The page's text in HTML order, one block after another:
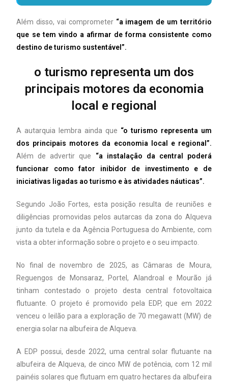
Além disso, vai comprometer “a imagem de um território
que se tem vindo a afirmar de forma consistente como
destino de turismo sustentável”.
o turismo representa um dos
principais motores da economia
local e regional
A autarquia lembra ainda que “o turismo representa um
dos principais motores da economia local e regional”.
Além de advertir que “a instalação da central poderá
funcionar como fator inibidor de investimento e de
iniciativas ligadas ao turismo e às atividades náuticas”.
Segundo João Fortes, esta posição resulta de reuniões e
diligências promovidas pelos autarcas da zona do Alqueva
junto da tutela e da Agência Portuguesa do Ambiente, com
vista a obter informação sobre o projeto e o seu impacto.
No final de novembro de 2025, as Câmaras de Moura,
Reguengos de Monsaraz, Portel, Alandroal e Mourão já
tinham contestado o projeto desta central fotovoltaica
flutuante. O projeto é promovido pela EDP, que em 2022
venceu o leilão para a exploração de 70 megawatt (MW) de
energia solar na albufeira de Alqueva.
A EDP possui, desde 2022, uma central solar flutuante na
albufeira de Alqueva, de cinco MW de potência, com 12 mil
painéis solares que flutuam em quatro hectares da albufeira